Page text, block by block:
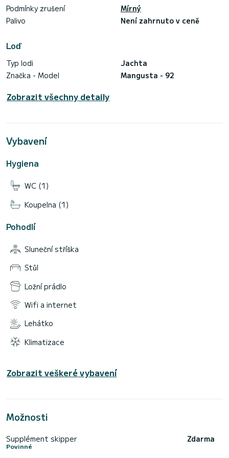
Podmínky zrušení
Mírný
Palivo
Není zahrnuto v ceně
Loď
Typ lodi
Jachta
Značka - Model
Mangusta - 92
Zobrazit všechny detaily
Vybavení
Hygiena
WC (1)
Koupelna (1)
Pohodlí
Sluneční stříška
Stůl
Ložní prádlo
Wifi a internet
Lehátko
Klimatizace
Zobrazit veškeré vybavení
Možnosti
Supplément skipper
Povinné
Zdarma